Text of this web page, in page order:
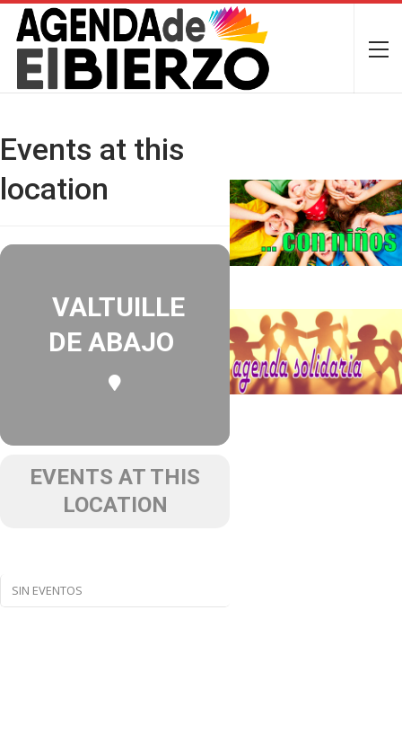
Events at this
location
VALTUILLE
DE ABAJO
EVENTS AT THIS
LOCATION
SIN EVENTOS